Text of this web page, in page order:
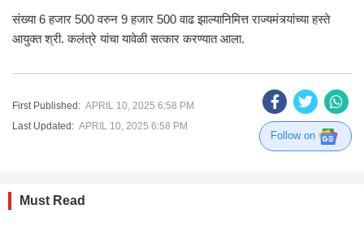
संख्या 6 हजार 500 वरुन 9 हजार 500 वाढ झाल्यानिमित्त राज्यमंत्र्यांच्या हस्ते
आयुक्त श्री. कलंत्रे यांचा यावेळी सत्कार करण्यात आला.
First Published: APRIL 10, 2025 6:58 PM
Last Updated: APRIL 10, 2025 6:58 PM
Follow on
Must Read